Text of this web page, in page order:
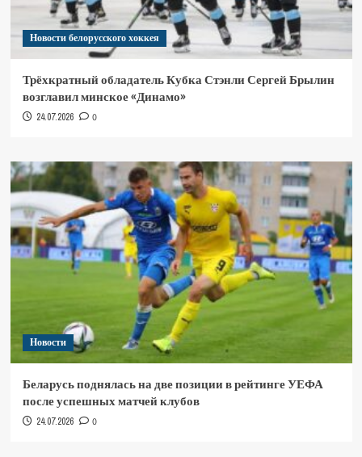
Новости белорусского хоккея
Трёхкратный обладатель Кубка Стэнли Сергей Брылин
возглавил минское «Динамо»
24.07.2026 0
Новости
Беларусь поднялась на две позиции в рейтинге УЕФА
после успешных матчей клубов
24.07.2026 0